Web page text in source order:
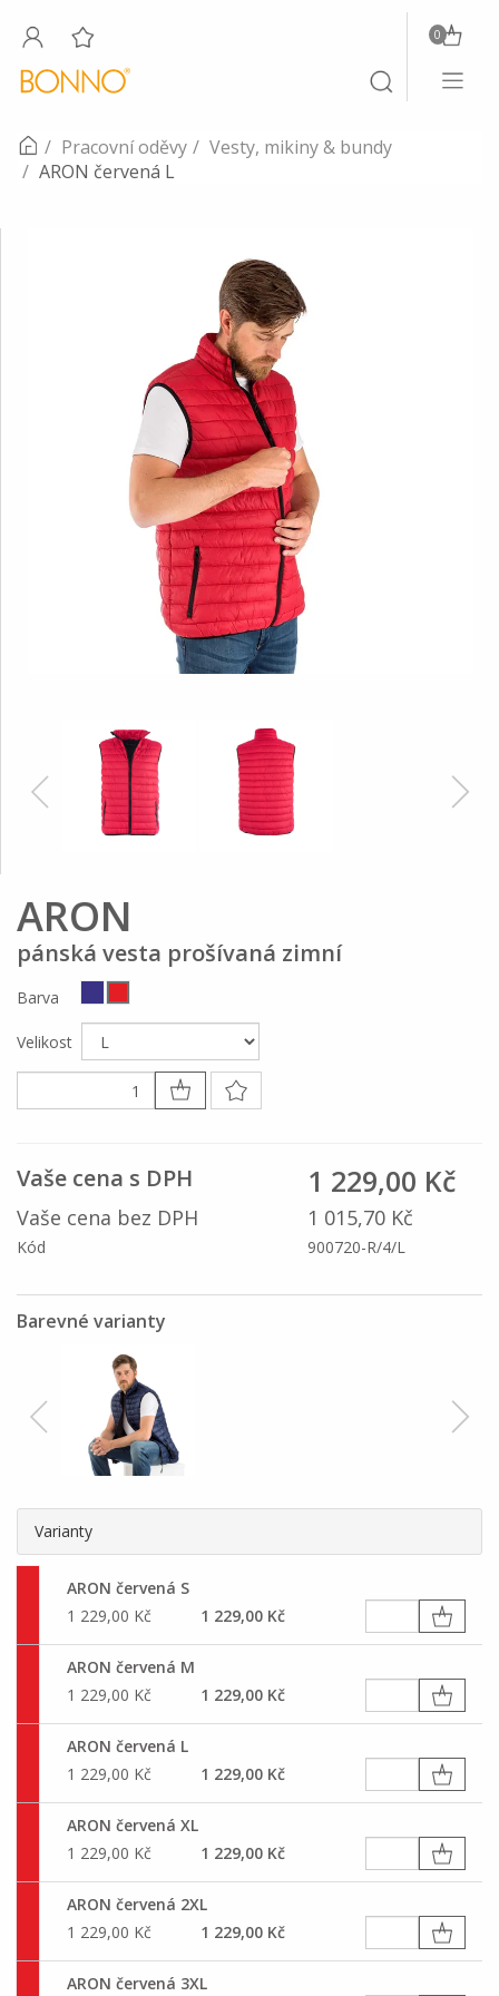
Toggle
search
0
Toggle
Pracovní oděvy
Vesty, mikiny & bundy
ARON červená L
ARON
pánská vesta prošívaná zimní
Barva
Velikost
Vaše cena s DPH 1 229,00 Kč
Vaše cena bez DPH 1 015,70 Kč
Kód 900720-R/4/L
Barevné varianty
Varianty
ARON červená S
1 229,00 Kč
1 229,00 Kč
ARON červená M
1 229,00 Kč
1 229,00 Kč
ARON červená L
1 229,00 Kč
1 229,00 Kč
ARON červená XL
1 229,00 Kč
1 229,00 Kč
ARON červená 2XL
1 229,00 Kč
1 229,00 Kč
ARON červená 3XL